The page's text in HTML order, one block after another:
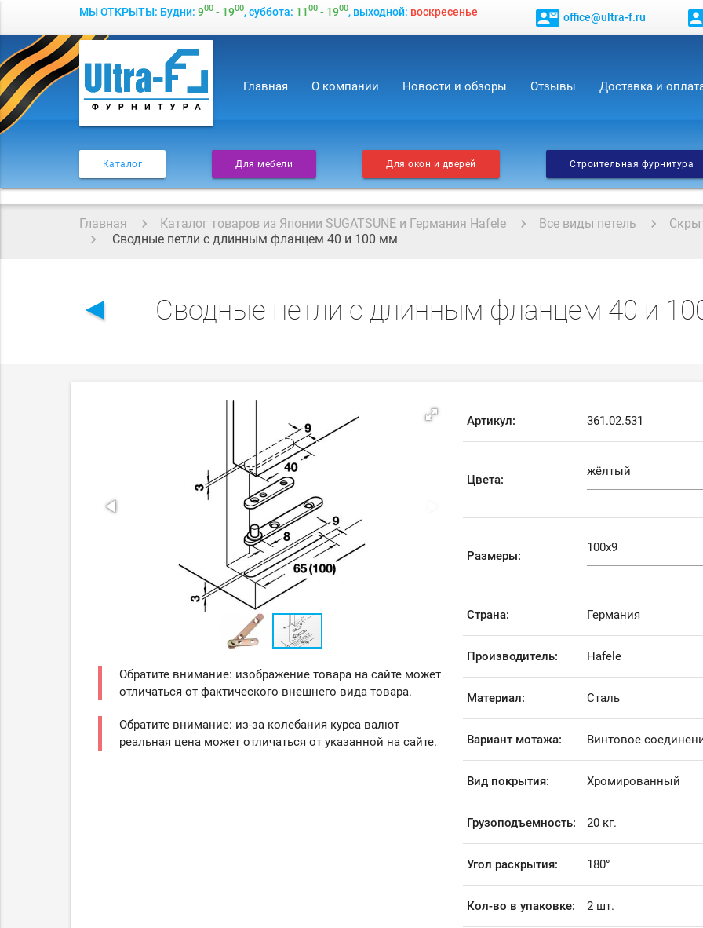
МЫ ОТКРЫТЫ: Будни: 900- 1900, суббота: 1100- 1900, выходной: воскресенье contact_mail office@ultra-f.ru
Главная О компании Новости и обзоры Отзывы Доставка и
Каталог Для мебели Для окон и дверей Строительная фурнитура
Главная Каталог товаров из Японии SUGATSUNE и Германия Hafele Все виды петель
Сводные петли с длинным фланцем 40 и 100 мм
◄ Сводные петли с длинным фланцем 40 и
Обратите внимание: изображение товара на сайте может
отличаться от фактического внешнего вида товара.
Обратите внимание: из-за колебания курса валют
реальная цена может отличаться от указанной на сайте.
Артикул: 361.02.531
Цвета:
Размеры:
Страна: Германия
Производитель: Hafele
Материал: Сталь
Вариант мотажа: Винтовое
Вид покрытия: Хромированный
Грузоподъемность: 20 кг.
Угол раскрытия: 180°
Кол-во в упаковке: 2 шт.